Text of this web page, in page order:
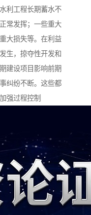
利工程长期蓄水不
常发挥；一些重大
大损失等。在利益
生，掠夺性开发和
建设项目影响前期
纠纷不断。这些都
强过程控制